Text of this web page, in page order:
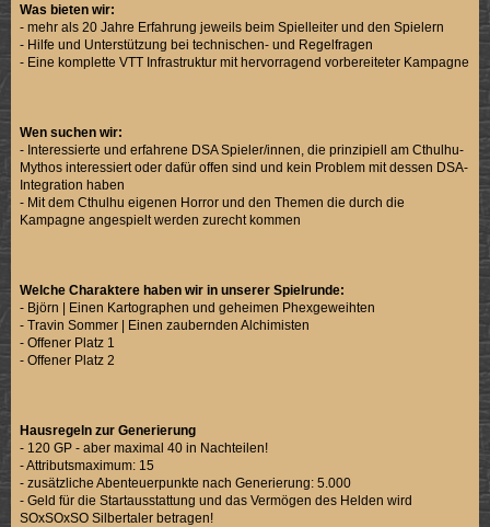
Was bieten wir:
- mehr als 20 Jahre Erfahrung jeweils beim Spielleiter und den Spielern
- Hilfe und Unterstützung bei technischen- und Regelfragen
- Eine komplette VTT Infrastruktur mit hervorragend vorbereiteter Kampagne
Wen suchen wir:
- Interessierte und erfahrene DSA Spieler/innen, die prinzipiell am Cthulhu-
Mythos interessiert oder dafür offen sind und kein Problem mit dessen DSA-
Integration haben
- Mit dem Cthulhu eigenen Horror und den Themen die durch die
Kampagne angespielt werden zurecht kommen
Welche Charaktere haben wir in unserer Spielrunde:
- Björn | Einen Kartographen und geheimen Phexgeweihten
- Travin Sommer | Einen zaubernden Alchimisten
- Offener Platz 1
- Offener Platz 2
Hausregeln zur Generierung
- 120 GP - aber maximal 40 in Nachteilen!
- Attributsmaximum: 15
- zusätzliche Abenteuerpunkte nach Generierung: 5.000
- Geld für die Startausstattung und das Vermögen des Helden wird
SOxSOxSO Silbertaler betragen!